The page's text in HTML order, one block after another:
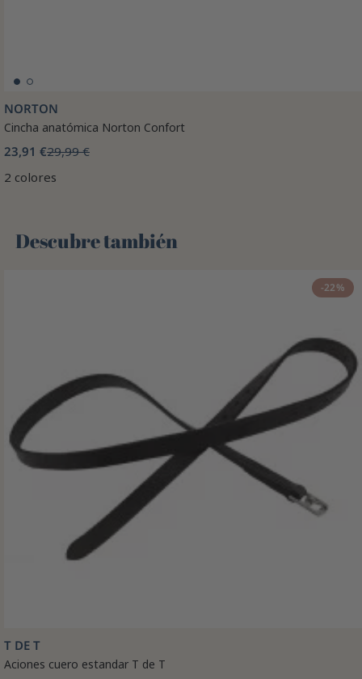
NORTON
Cincha anatómica Norton Confort
23,91 €29,99 €
2 colores
Descubre también 🌻
-22%
T DE T
Aciones cuero estandar T de T